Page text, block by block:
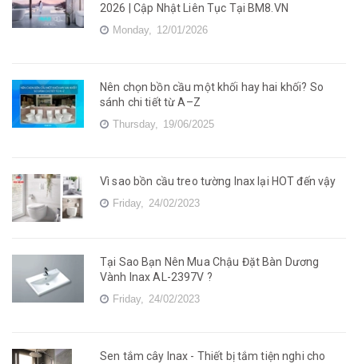
2026 | Cập Nhật Liên Tục Tại BM8.VN
Monday, 12/01/2026
Nên chọn bồn cầu một khối hay hai khối? So
sánh chi tiết từ A–Z
Thursday, 19/06/2025
Vì sao bồn cầu treo tường Inax lại HOT đến vậy
Friday, 24/02/2023
Tại Sao Bạn Nên Mua Chậu Đặt Bàn Dương
Vành Inax AL-2397V ?
Friday, 24/02/2023
Sen tắm cây Inax - Thiết bị tắm tiện nghi cho